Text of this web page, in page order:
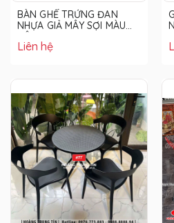
BÀN GHẾ TRỨNG ĐAN
NHỰA GIẢ MÂY SỢI MÀU
NÂU
Liên hệ